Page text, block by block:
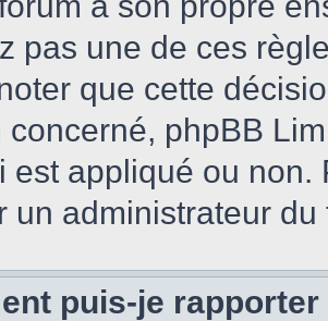
pas une de ces
que cette
concerné, phpBB
est appliqué ou non.
un administrateur du
puis-je